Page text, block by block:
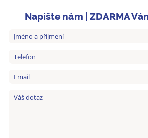
Napište nám | ZDARMA